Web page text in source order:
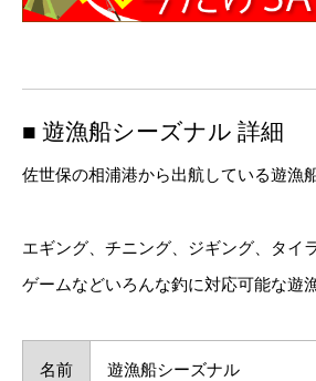
■ 遊漁船シーズナル 詳細
佐世保の相浦港から出航している遊漁船
エギング、チニング、ジギング、タイ
ゲームなどいろんな釣に対応可能な遊
名前 遊漁船シーズナル